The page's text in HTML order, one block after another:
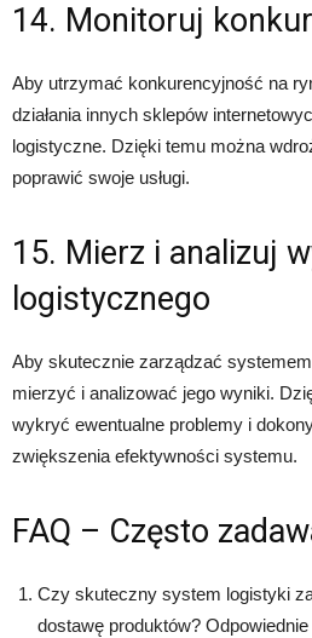
14. Monitoruj
Aby utrzymać konkurencyjność na
działania innych sklepów
logistyczne. Dzięki temu można
poprawić swoje usługi.
15. Mierz i analizuj
logistycznego
Aby skutecznie zarządzać
mierzyć i analizować jego wyniki.
wykryć ewentualne problemy i
zwiększenia efektywności systemu.
FAQ – Często
Czy skuteczny system logistyki
dostawę produktów?